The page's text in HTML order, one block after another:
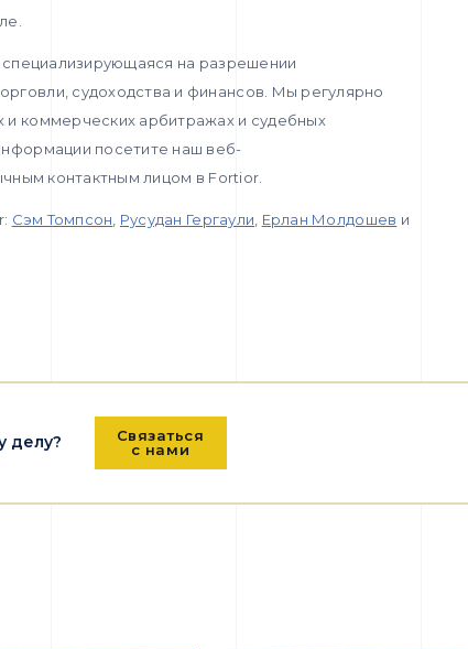
на разрешении
судоходства и финансов. Мы регулярно
и коммерческих арбитражах и судебных
посетите наш веб-
контактным лицом в Fortior.
Сэм Томпсон Русудан Гергаули Ерлан Молдошев и
делу?
Связаться
с нами